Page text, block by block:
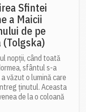
Sfintei
a Maicii
de pe
(Tolgska)
nopții, când toată
sfântul s-a
văzut o lumină care
ținutul. Aceasta
de la o coloană